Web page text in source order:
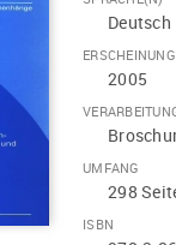
Deutsch
2005
UMFANG
298
ISBN